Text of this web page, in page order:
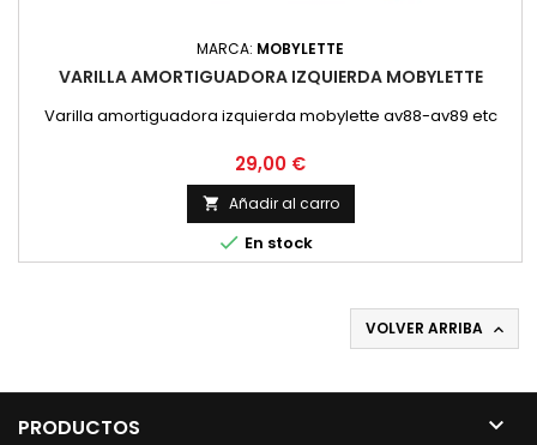
MARCA: MOBYLETTE
VARILLA AMORTIGUADORA IZQUIERDA MOBYLETTE
Varilla amortiguadora izquierda mobylette av88-av89 etc
Precio
29,00 €
 Añadir al carro
 En stock
VOLVER ARRIBA 
PRODUCTOS 